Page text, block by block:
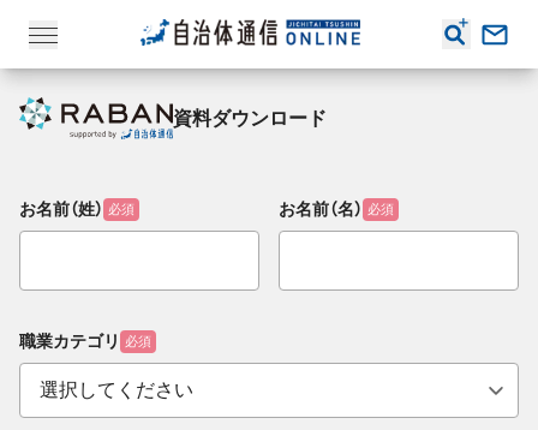
資料ダウンロード
お名前（姓） 必須 お名前（名） 必須
職業カテゴリ 必須